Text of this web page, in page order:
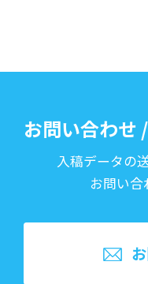
お問い合わせ
入稿データの
お問い合